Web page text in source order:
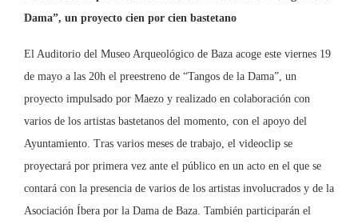
Dama”, un proyecto cien por cien bastetano
El Auditorio del Museo Arqueológico de Baza acoge este viernes 19
de mayo a las 20h el preestreno de “Tangos de la Dama”, un
proyecto impulsado por Maezo y realizado en colaboración con
varios de los artistas bastetanos del momento, con el apoyo del
Ayuntamiento. Tras varios meses de trabajo, el videoclip se
proyectará por primera vez ante el público en un acto en el que se
contará con la presencia de varios de los artistas involucrados y de la
Asociación Íbera por la Dama de Baza. También participarán el